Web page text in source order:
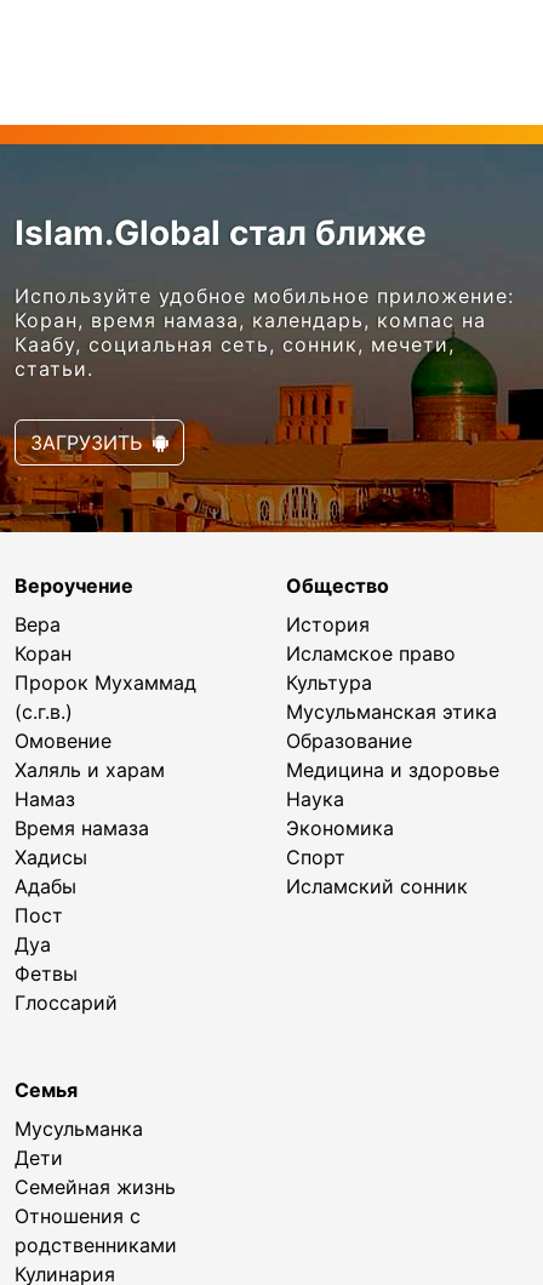
Islam.Global стал ближе
Используйте удобное мобильное приложение:
Коран, время намаза, календарь, компас на
Каабу, социальная сеть, сонник, мечети,
статьи.
ЗАГРУЗИТЬ
Вероучение
Вера
Коран
Пророк Мухаммад
(с.г.в.)
Омовение
Халяль и харам
Намаз
Время намаза
Хадисы
Адабы
Пост
Дуа
Фетвы
Глоссарий
Общество
История
Исламское право
Культура
Мусульманская этика
Образование
Медицина и здоровье
Наука
Экономика
Спорт
Исламский сонник
Семья
Мусульманка
Дети
Семейная жизнь
Отношения с
родственниками
Кулинария